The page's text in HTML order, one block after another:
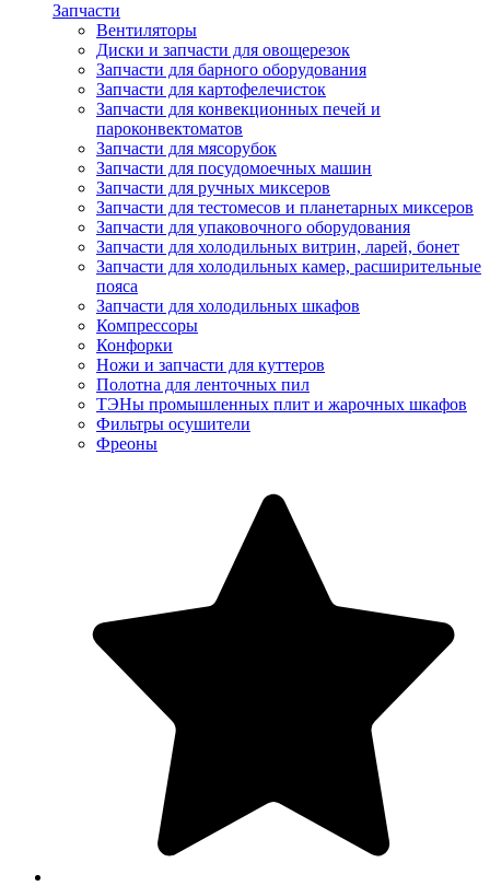
Запчасти
Вентиляторы
Диски и запчасти для овощерезок
Запчасти для барного оборудования
Запчасти для картофелечисток
Запчасти для конвекционных печей и
пароконвектоматов
Запчасти для мясорубок
Запчасти для посудомоечных машин
Запчасти для ручных миксеров
Запчасти для тестомесов и планетарных миксеров
Запчасти для упаковочного оборудования
Запчасти для холодильных витрин, ларей, бонет
Запчасти для холодильных камер, расширительные
пояса
Запчасти для холодильных шкафов
Компрессоры
Конфорки
Ножи и запчасти для куттеров
Полотна для ленточных пил
ТЭНы промышленных плит и жарочных шкафов
Фильтры осушители
Фреоны